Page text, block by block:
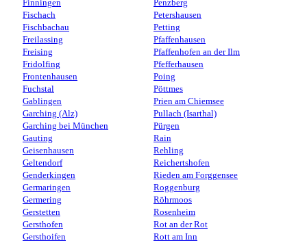
Finningen
Fischach
Fischbachau
Freilassing
Freising
Fridolfing
Frontenhausen
Fuchstal
Gablingen
Garching (Alz)
Garching bei München
Gauting
Geisenhausen
Geltendorf
Genderkingen
Germaringen
Germering
Gerstetten
Gersthofen
Gersthoifen
Penzberg
Petershausen
Petting
Pfaffenhausen
Pfaffenhofen an der Ilm
Pfefferhausen
Poing
Pöttmes
Prien am Chiemsee
Pullach (Isarthal)
Pürgen
Rain
Rehling
Reichertshofen
Rieden am Forggensee
Roggenburg
Röhrmoos
Rosenheim
Rot an der Rot
Rott am Inn